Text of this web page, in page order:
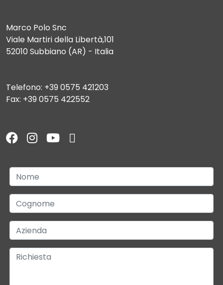
Marco Polo Snc
Viale Martiri della Libertà,101
52010 Subbiano (AR) - Italia
Telefono: +39 0575 421203
Fax: +39 0575 422552